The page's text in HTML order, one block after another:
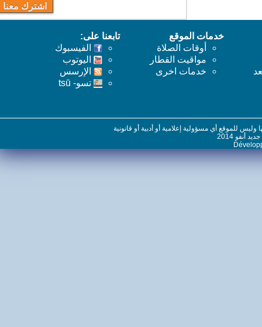
خدمات الموقع
أوقات الصلاة
مواقيت القطار
خدمات اخرى
تابعنا على:
الفيسبوك
اليوتوب
اﻹرسس
تسو- tsū
للموقع أي مسؤولية إعلامية أو أدبية أو قانونية
2014